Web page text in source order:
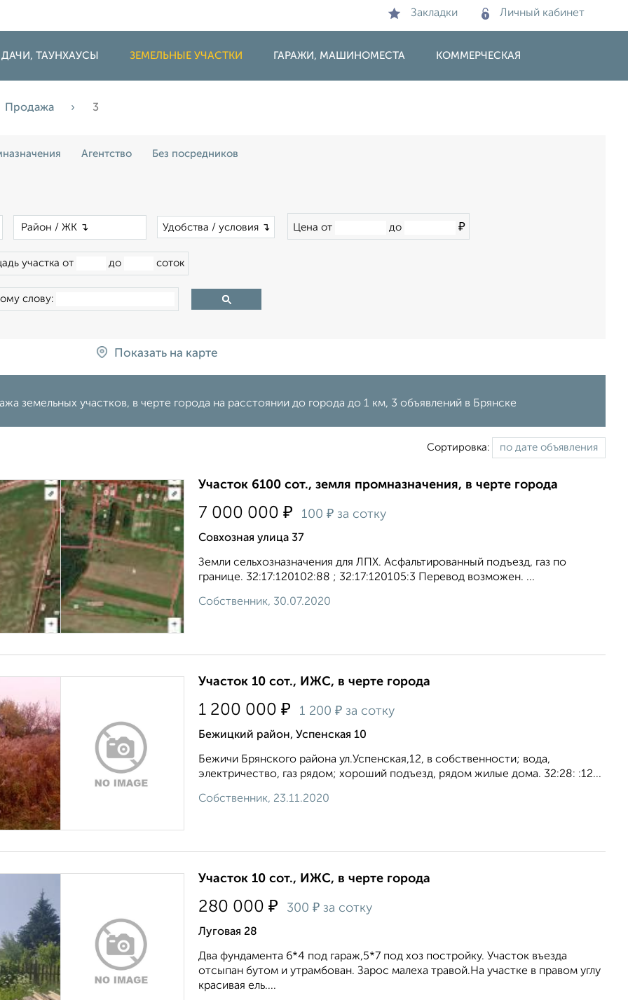
Закладки Личный кабинет
ТАУНХАУСЫ ЗЕМЕЛЬНЫЕ УЧАСТКИ ГАРАЖИ, МАШИНОМЕСТА КОММЕРЧЕСКАЯ
Продажа 3
Агентство Без посредников
Удобства / условия ↴ Цена от до ₽
участка от до соток
слову:
Показать на карте
земельных участков, в черте города на расстоянии до города до 1 км, 3 объявлений в Брянске
Сортировка:
Участок 6100 сот., земля промназначения, в черте города
7 000 000 ₽ 100 ₽ за сотку
Совхозная улица 37
Земли сельхозназначения для ЛПХ. Асфальтированный подъезд, газ по
границе. 32:17:120102:88 ; 32:17:120105:3 Перевод возможен. ...
Собственник, 30.07.2020
Участок 10 сот., ИЖС, в черте города
1 200 000 ₽ 1 200 ₽ за сотку
Бежицкий район, Успенская 10
Бежичи Брянского района ул.Успенская,12, в собственности; вода,
электричество, газ рядом; хороший подъезд, рядом жилые дома. 32:28: :12...
Собственник, 23.11.2020
Участок 10 сот., ИЖС, в черте города
280 000 ₽ 300 ₽ за сотку
Луговая 28
Два фундамента 6*4 под гараж,5*7 под хоз постройку. Участок въезда
отсыпан бутом и утрамбован. Зарос малеха травой.На участке в правом углу
красивая ель....